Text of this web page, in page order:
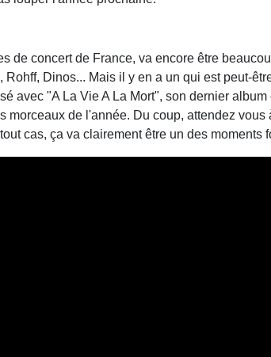
de concert de France, va encore être
Dinos... Mais il y en a un qui est peut-
avec "A La Vie A La Mort", son dernier
de l'année. Du coup, attendez
cas, ça va clairement être un des moments